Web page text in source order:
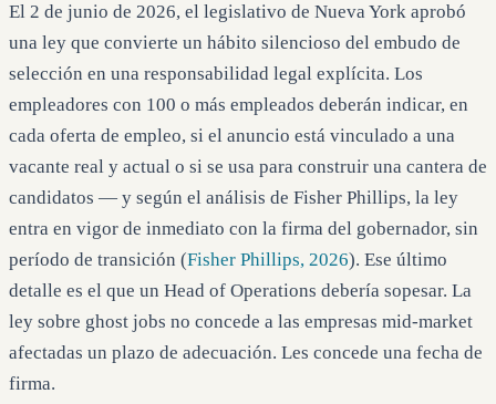
El 2 de junio de 2026, el legislativo de Nueva York aprobó
una ley que convierte un hábito silencioso del embudo de
selección en una responsabilidad legal explícita. Los
empleadores con 100 o más empleados deberán indicar, en
cada oferta de empleo, si el anuncio está vinculado a una
vacante real y actual o si se usa para construir una cantera de
candidatos — y según el análisis de Fisher Phillips, la ley
entra en vigor de inmediato con la firma del gobernador, sin
período de transición (Fisher Phillips, 2026). Ese último
detalle es el que un Head of Operations debería sopesar. La
ley sobre ghost jobs no concede a las empresas mid-market
afectadas un plazo de adecuación. Les concede una fecha de
firma.